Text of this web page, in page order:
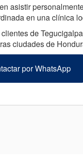
asistir
en una clínica
de
ciudades de
por WhatsApp